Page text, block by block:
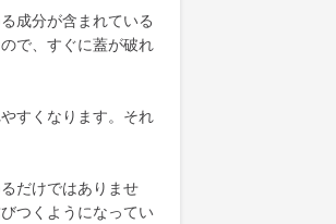
成分が含まれている
で、すぐに蓋が破れ
すくなります。それ
だけではありませ
つくようになってい